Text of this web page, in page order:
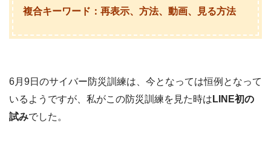
複合キーワード：再表示、方法、動画、見る方法
6月9日のサイバー防災訓練は、今となっては恒例となって
いるようですが、私がこの防災訓練を見た時は LINE初の
試みでした。